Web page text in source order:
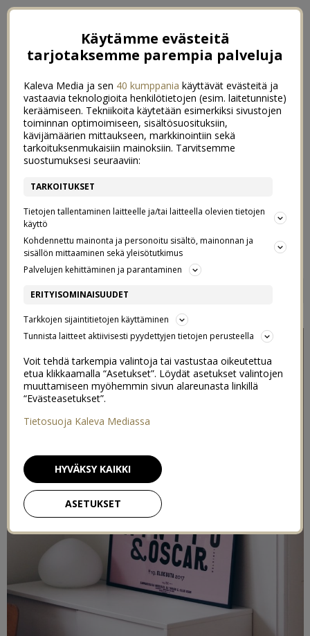
MINTTU & OSCAR
Käytämme evästeitä
tarjotaksemme parempia palveluja
Kaleva Media ja sen 40 kumppania käyttävät evästeitä ja
vastaavia teknologioita henkilötietojen (esim. laitetunniste)
keräämiseen. Tekniikoita käytetään esimerkiksi sivustojen
toiminnan optimoimiseen, sisältösuosituksiin,
kävijämäärien mittaukseen, markkinointiin sekä
tarkoituksenmukaisiin mainoksiin. Tarvitsemme
suostumuksesi seuraaviin:
TARKOITUKSET
Tietojen tallentaminen laitteelle ja/tai laitteella olevien tietojen
käyttö
Kohdennettu mainonta ja personoitu sisältö, mainonnan ja
sisällön mittaaminen sekä yleisötutkimus
Palvelujen kehittäminen ja parantaminen
ERITYISOMINAISUUDET
Tarkkojen sijaintitietojen käyttäminen
Tunnista laitteet aktiivisesti pyydettyjen tietojen perusteella
Voit tehdä tarkempia valintoja tai vastustaa oikeutettua
etua klikkaamalla “Asetukset”. Löydät asetukset valintojen
muuttamiseen myöhemmin sivun alareunasta linkillä
“Evästeasetukset”.
Tietosuoja Kaleva Mediassa
ASETUKSET
HYVÄKSY KAIKKI